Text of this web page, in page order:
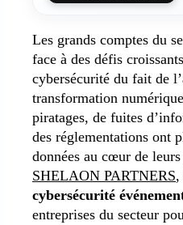
Les grands comptes du
face à des défis
cybersécurité du fait de
transformation
piratages, de fuites
des réglementations ont
données au cœur de
SHELAON PARTNERS,
cybersécurité
entreprises du secteur